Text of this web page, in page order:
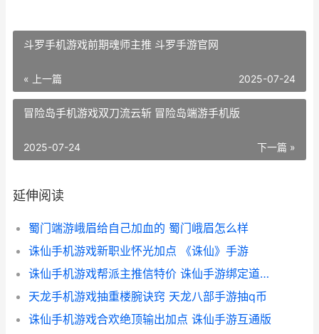
斗罗手机游戏前期魂师主推 斗罗手游官网
« 上一篇 2025-07-24
冒险岛手机游戏双刀流云斩 冒险岛端游手机版
下一篇 »
2025-07-24
延伸阅读
蜀门端游峨眉给自己加血的 蜀门峨眉怎么样
诛仙手机游戏新职业怀光加点 《诛仙》手游
诛仙手机游戏帮派主推信特价 诛仙手游绑定道具怎么解绑
天龙手机游戏抽重楼腕诀窍 天龙八部手游抽q币
诛仙手机游戏合欢绝顶输出加点 诛仙手游互通版